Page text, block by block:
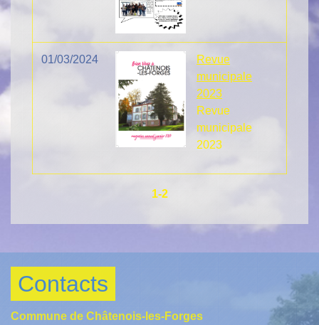
01/03/2024
Revue
municipale
2023
Revue
municipale
2023
1-2
Contacts
Commune de Châtenois-les-Forges